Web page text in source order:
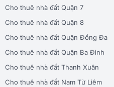
Cho thuê nhà đất Quận 7
Cho thuê nhà đất Quận 8
Cho thuê nhà đất Quận Đống Đa
Cho thuê nhà đất Quận Ba Đình
Cho thuê nhà đất Thanh Xuân
Cho thuê nhà đất Nam Từ Liêm